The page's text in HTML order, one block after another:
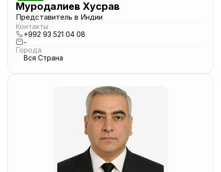
Муродалиев Хусрав
Представитель в Индии
Контакты
+992 93 521 04 08
-
Города
Вся Страна